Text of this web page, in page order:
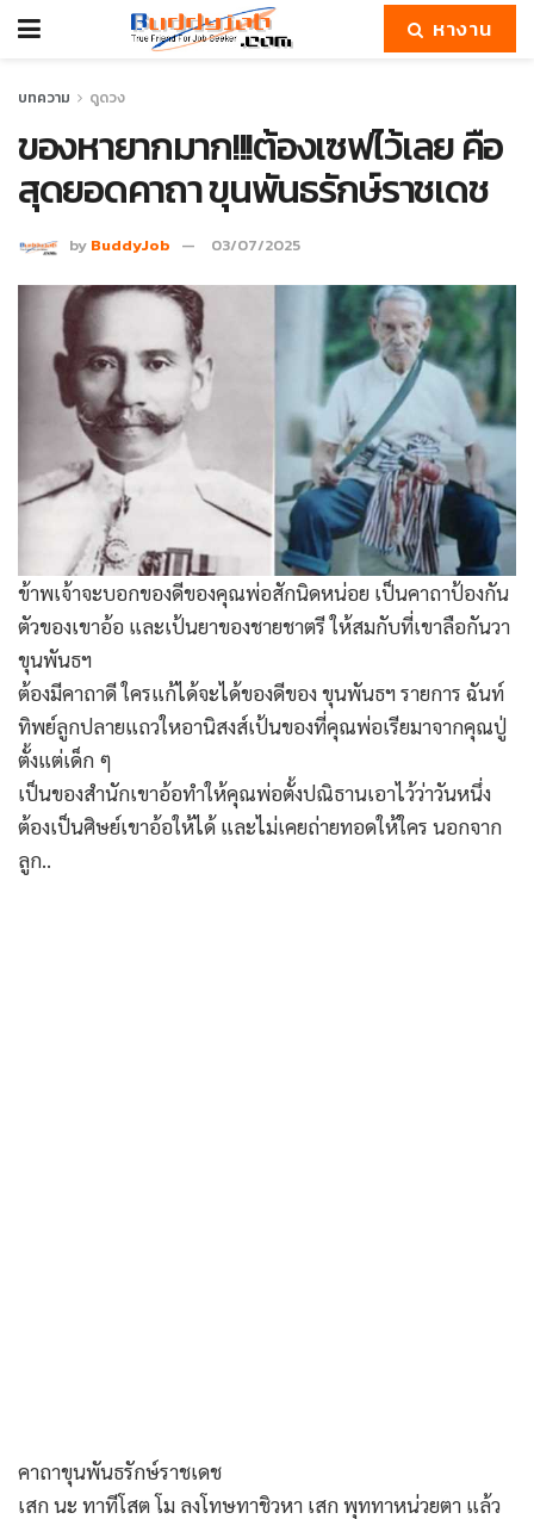
หางาน
บทความ ดูดวง
ของหายากมาก!!!ต้องเซฟไว้เลย คือ
สุดยอดคาถา ขุนพันธรักษ์ราชเดช
by BuddyJob 03/07/2025
ข้าพเจ้าจะบอกของดีของคุณพ่อสักนิดหน่อย เป็นคาถาป้องกัน
ตัวของเขาอ้อ และเป้นยาของชายชาตรี ให้สมกับที่เขาลือกันวา
ขุนพันธฯ
ต้องมีคาถาดี ใครแก้ได้จะได้ของดีของ ขุนพันธฯ รายการ ฉันท์
ทิพย์ลูกปลายแถวใหอานิสงส์เป้นของที่คุณพ่อเรียมาจากคุณปู่
ตั้งแต่เด็ก ๆ
เป็นของสำนักเขาอ้อทำให้คุณพ่อตั้งปณิธานเอาไว้ว่าวันหนึ่ง
ต้องเป็นศิษย์เขาอ้อให้ได้ และไม่เคยถ่ายทอดให้ใคร นอกจาก
ลูก..
คาถาขุนพันธรักษ์ราชเดช
เสก นะ ทาทีโสต โม ลงโทษทาชิวหา เสก พุททาหน่วยตา แล้ว